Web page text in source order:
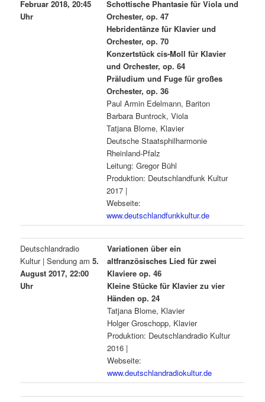
Februar 2018, 20:45
Uhr
Schottische Phantasie für Viola und
Orchester, op. 47
Hebridentänze für Klavier und
Orchester, op. 70
Konzertstück cis-Moll für Klavier
und Orchester, op. 64
Präludium und Fuge für großes
Orchester, op. 36
Paul Armin Edelmann, Bariton
Barbara Buntrock, Viola
Tatjana Blome, Klavier
Deutsche Staatsphilharmonie
Rheinland-Pfalz
Leitung: Gregor Bühl
Produktion: Deutschlandfunk Kultur
2017 |
Webseite:
www.deutschlandfunkkultur.de
Deutschlandradio
Kultur | Sendung am5.
August 2017, 22:00
Uhr
Variationen über ein
altfranzösisches Lied für zwei
Klaviere op. 46
Kleine Stücke für Klavier zu vier
Händen op. 24
Tatjana Blome, Klavier
Holger Groschopp, Klavier
Produktion: Deutschlandradio Kultur
2016 |
Webseite:
www.deutschlandradiokultur.de